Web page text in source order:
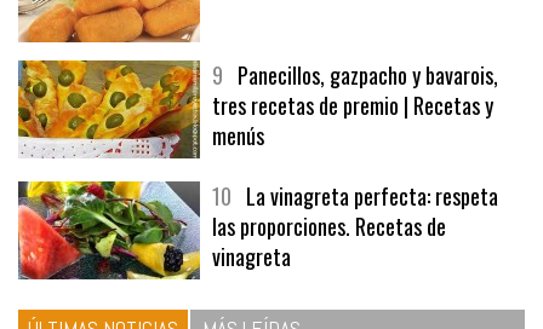
9Panecillos, gazpacho y bavarois,
tres recetas de premio | Recetas y
menús
10La vinagreta perfecta: respeta
las proporciones. Recetas de
vinagreta